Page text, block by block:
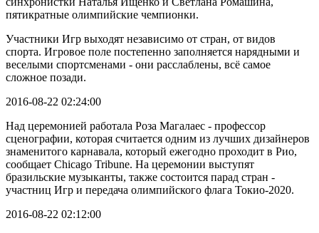
пятикратные олимпийские чемпионки.
Участники Игр выходят независимо от стран, от видов
спорта. Игровое поле постепенно заполняется нарядными и
веселыми спортсменами - они расслаблены, всё самое
сложное позади.
2016-08-22 02:24:00
Над церемонией работала Роза Магалаес - профессор
сценографии, которая считается одним из лучших дизайнеров
знаменитого карнавала, который ежегодно проходит в Рио,
сообщает Chicago Tribune. На церемонии выступят
бразильские музыканты, также состоится парад стран -
участниц Игр и передача олимпийского флага Токио-2020.
2016-08-22 02:12:00